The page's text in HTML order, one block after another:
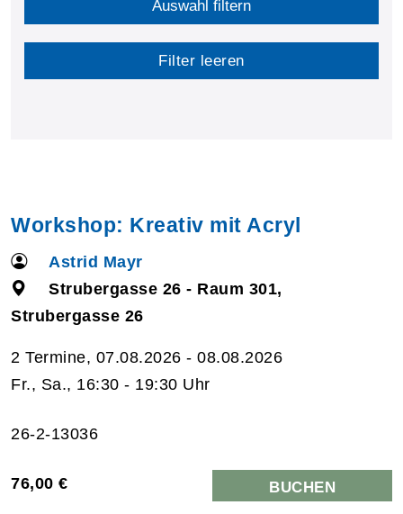
Auswahl filtern
Filter leeren
Workshop: Kreativ mit Acryl
Astrid Mayr
Strubergasse 26 - Raum 301,
Strubergasse 26
2 Termine, 07.08.2026 - 08.08.2026
Fr., Sa., 16:30 - 19:30 Uhr
26-2-13036
76,00 € BUCHEN